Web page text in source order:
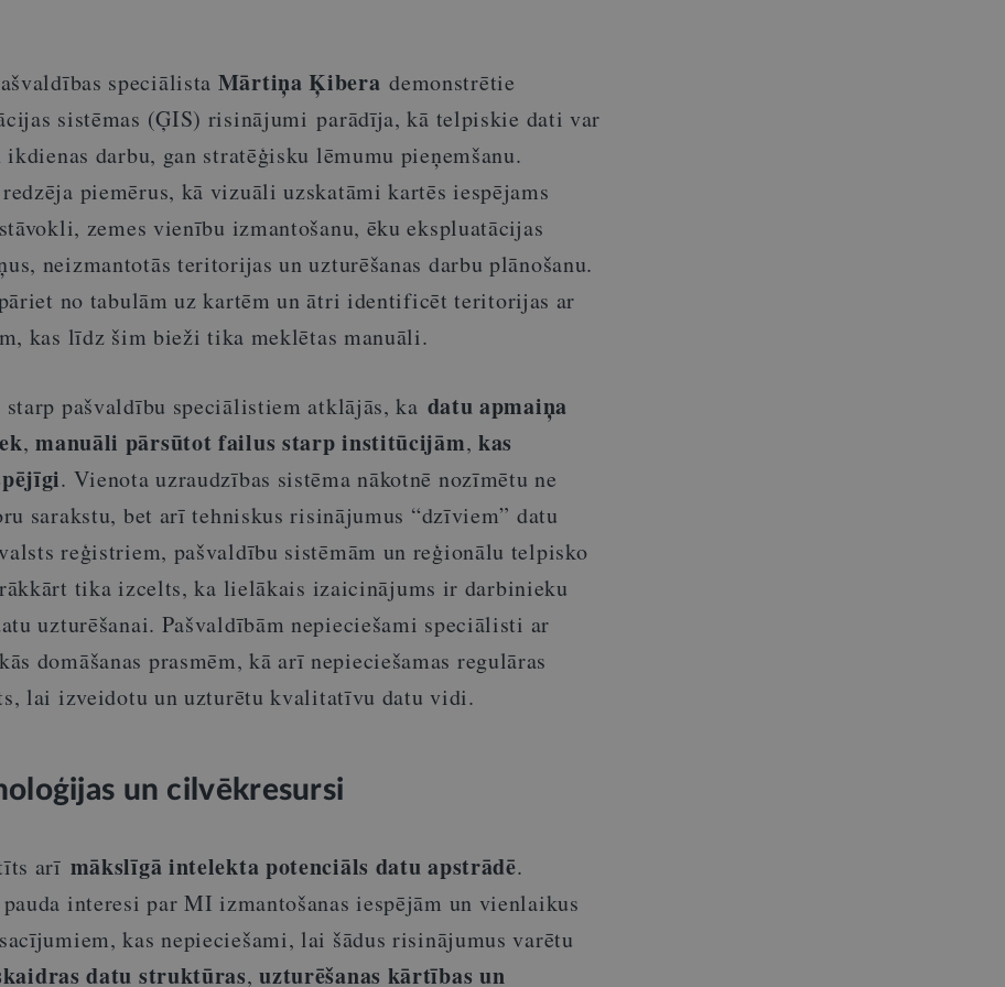
speciālista Mārtiņa Ķibera demonstrētie
sistēmas (ĢIS) risinājumi parādīja, kā telpiskie dati var
darbu, gan stratēģisku lēmumu pieņemšanu.
piemērus, kā vizuāli uzskatāmi kartēs iespējams
zemes vienību izmantošanu, ēku ekspluatācijas
neizmantotās teritorijas un uzturēšanas darbu plānošanu.
no tabulām uz kartēm un ātri identificēt teritorijas ar
kas līdz šim bieži tika meklētas manuāli.
starp pašvaldību speciālistiem atklājās, ka datu apmaiņa
, manuāli pārsūtot failus starp institūcijām, kas
. Vienota uzraudzības sistēma nākotnē nozīmētu ne
sarakstu, bet arī tehniskus risinājumus “dzīviem” datu
reģistriem, pašvaldību sistēmām un reģionālu telpisko
tika izcelts, ka lielākais izaicinājums ir darbinieku
uzturēšanai. Pašvaldībām nepieciešami speciālisti ar
domāšanas prasmēm, kā arī nepieciešamas regulāras
lai izveidotu un uzturētu kvalitatīvu datu vidi.
un cilvēkresursi
arī mākslīgā intelekta potenciāls datu apstrādē.
interesi par MI izmantošanas iespējām un vienlaikus
kas nepieciešami, lai šādus risinājumus varētu
datu struktūras, uzturēšanas kārtības un